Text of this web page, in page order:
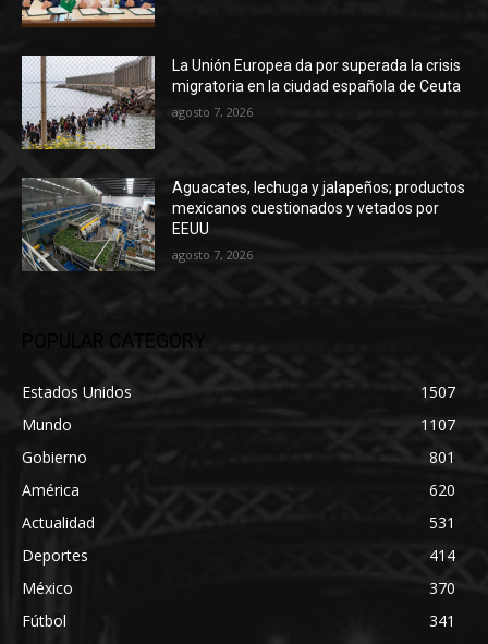
La Unión Europea da por superada la crisis
migratoria en la ciudad española de Ceuta
agosto 7, 2026
Aguacates, lechuga y jalapeños; productos
mexicanos cuestionados y vetados por
EEUU
agosto 7, 2026
POPULAR CATEGORY
Estados Unidos
1507
Mundo
1107
Gobierno
801
América
620
Actualidad
531
Deportes
414
México
370
Fútbol
341